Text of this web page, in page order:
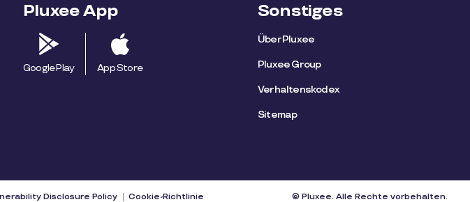
Pluxee App
Google Play App Store
Sonstiges
Über Pluxee
Pluxee Group
Verhaltenskodex
Sitemap
Disclosure Policy Cookie-Richtlinie © Pluxee. Alle Rechte vorbehalten.